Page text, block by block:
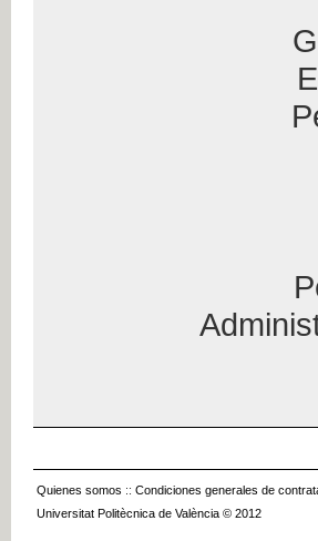
Quienes somos :: Condiciones generales de
Universitat Politècnica de València © 2012